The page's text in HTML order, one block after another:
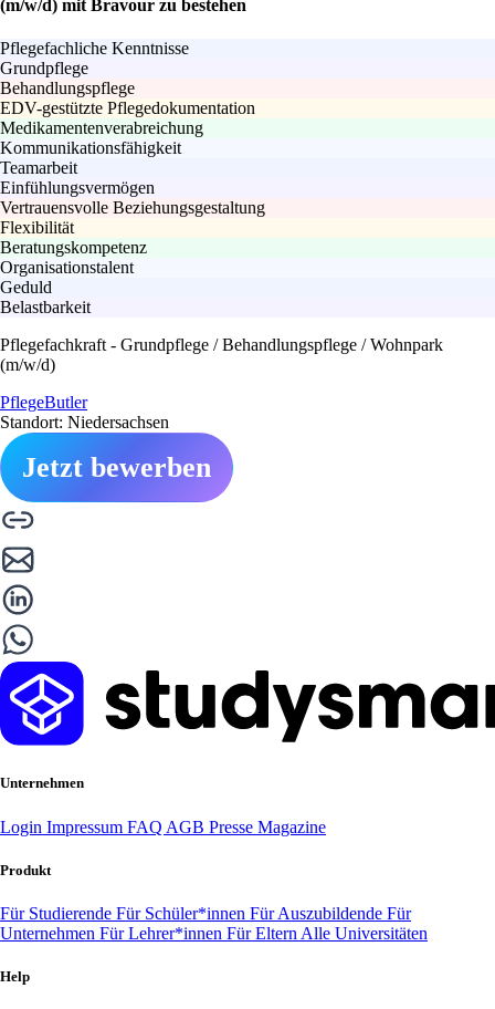
(m/w/d) mit Bravour zu bestehen
Pflegefachliche Kenntnisse
Grundpflege
Behandlungspflege
EDV-gestützte Pflegedokumentation
Medikamentenverabreichung
Kommunikationsfähigkeit
Teamarbeit
Einfühlungsvermögen
Vertrauensvolle Beziehungsgestaltung
Flexibilität
Beratungskompetenz
Organisationstalent
Geduld
Belastbarkeit
Pflegefachkraft - Grundpflege / Behandlungspflege / Wohnpark
(m/w/d)
PflegeButler
Standort: Niedersachsen
Jetzt bewerben
Unternehmen
Login Impressum FAQ AGB Presse Magazine
Produkt
Für Studierende Für Schüler*innen Für Auszubildende Für
Unternehmen Für Lehrer*innen Für Eltern Alle Universitäten
Help